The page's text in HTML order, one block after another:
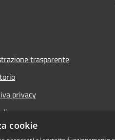
trasparente
privacy
di accessibilità
cookie